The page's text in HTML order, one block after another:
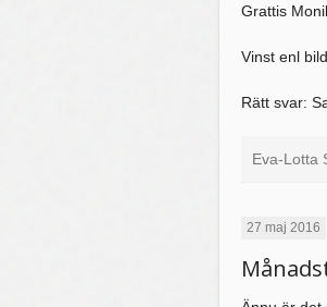
Grattis
Vinst enl bild.
Rätt svar:
Eva-Lotta
27 maj 2016